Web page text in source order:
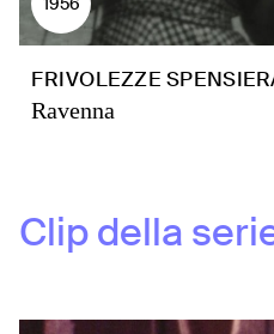
FRIVOLEZZE
Ravenna
Clip della